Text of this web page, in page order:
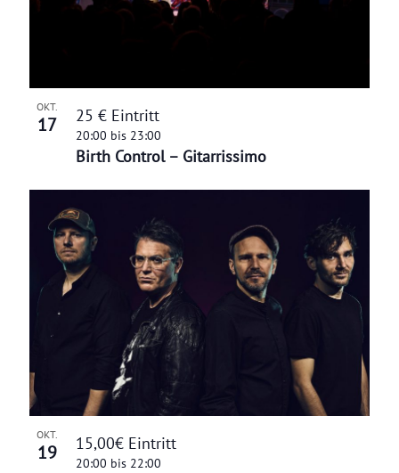
OKT.
17
Birth Control – Gitarrissimo
20:00 bis 23:00
25 € Eintritt
OKT.
19 20:00 bis 22:00
15,00€ Eintritt